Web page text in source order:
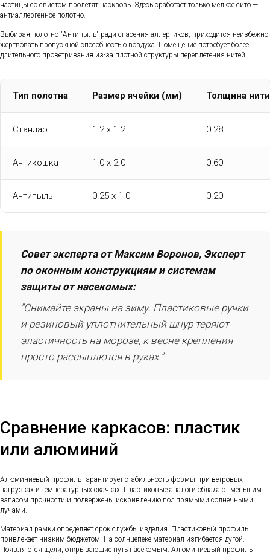
частицы со свистом пролетят насквозь. Здесь сработает только мелкое сито —
антиаллергенное полотно.
Выбирая полотно "Антипыль" ради спасения аллергиков, приходится неизбежно
жертвовать пропускной способностью воздуха. Помещение потребует более
длительного проветривания из-за плотной структуры переплетения нитей.
Тип полотна Размер ячейки (мм) Толщина
Стандарт 1.2 х 1.2 0.28
Антикошка 1.0 х 2.0 0.60
Антипыль 0.25 х 1.0 0.20
Совет эксперта от Максим Воронов, Эксперт
по оконным конструкциям и системам
защиты от насекомых:
"Снимайте экраны на зиму. Пластиковые ручки
и резиновый уплотнительный шнур теряют
эластичность на морозе, к весне крепления
просто рассыплются в руках."
Сравнение каркасов: пластик
или алюминий
Алюминиевый профиль гарантирует стабильность формы при ветровых
нагрузках и температурных скачках. Пластиковые аналоги обладают меньшим
запасом прочности и подвержены искривлению под прямыми солнечными
лучами.
Материал рамки определяет срок службы изделия. Пластиковый профиль
привлекает низким бюджетом. На солнцепеке материал изгибается дугой.
Появляются щели, открывающие путь насекомым. Алюминиевый профиль